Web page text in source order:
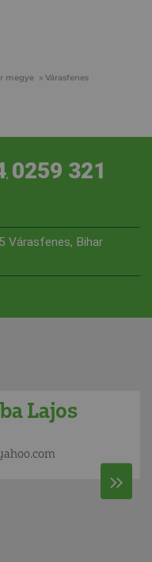
megye Várasfenes
, 0259 321
Várasfenes, Bihar
Lajos